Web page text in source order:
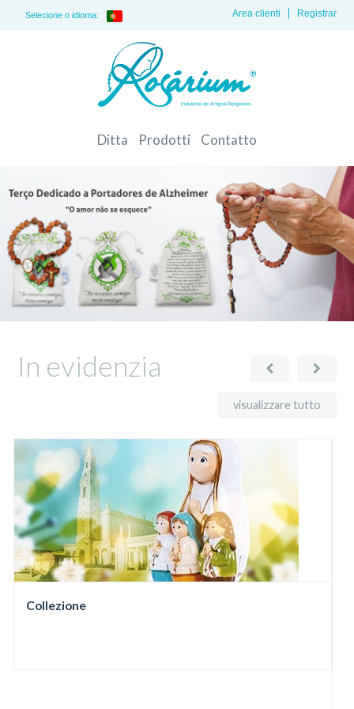
Selecione o idioma: Registrar
Area clienti
Ditta Prodotti Contatto
In evidenzia
visualizzare tutto
Collezione